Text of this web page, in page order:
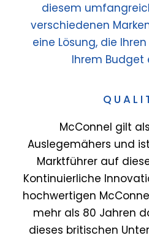
diesem
verschiedenen
eine Lösung, die
Ihrem Budget
McConnel gilt
Auslegemähers und
Marktführer auf
Kontinuierliche
hochwertigen
mehr als 80 Jahren
dieses britischen